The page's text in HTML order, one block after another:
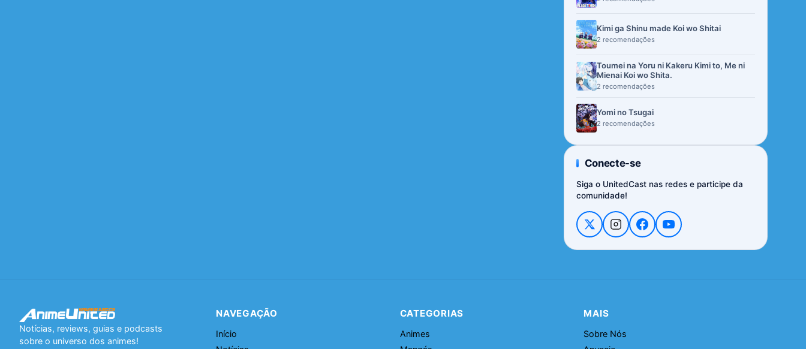
Kimi ga Shinu made Koi wo Shitai
2 recomendações
Toumei na Yoru ni Kakeru Kimi to, Me ni
Mienai Koi wo Shita.
2 recomendações
Yomi no Tsugai
2 recomendações
Conecte-se
Siga o UnitedCast nas redes e participe da
comunidade!
Notícias, reviews, guias e podcasts
sobre o universo dos animes!
NAVEGAÇÃO
Início
CATEGORIAS
Animes
MAIS
Sobre Nós